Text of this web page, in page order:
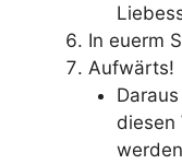
In euerm
Aufwärts!
diesen